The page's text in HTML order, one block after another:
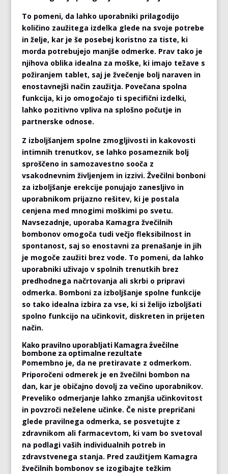
To pomeni, da lahko uporabniki prilagodijo
količino zaužitega izdelka glede na svoje potrebe
in želje, kar je še posebej koristno za tiste, ki
morda potrebujejo manjše odmerke. Prav tako je
njihova oblika idealna za moške, ki imajo težave s
požiranjem tablet, saj je žvečenje bolj naraven in
enostavnejši način zaužitja. Povečana spolna
funkcija, ki jo omogočajo ti specifični izdelki,
lahko pozitivno vpliva na splošno počutje in
partnerske odnose.
Z izboljšanjem spolne zmogljivosti in kakovosti
intimnih trenutkov, se lahko posameznik bolj
sproščeno in samozavestno sooča z
vsakodnevnim življenjem in izzivi. Žvečilni bonboni
za izboljšanje erekcije ponujajo zanesljivo in
uporabnikom prijazno rešitev, ki je postala
cenjena med mnogimi moškimi po svetu.
Navsezadnje, uporaba Kamagra žvečilnih
bombonov omogoča tudi večjo fleksibilnost in
spontanost, saj so enostavni za prenašanje in jih
je mogoče zaužiti brez vode. To pomeni, da lahko
uporabniki uživajo v spolnih trenutkih brez
predhodnega načrtovanja ali skrbi o pripravi
odmerka. Bomboni za izboljšanje spolne funkcije
so tako idealna izbira za vse, ki si želijo izboljšati
spolno funkcijo na učinkovit, diskreten in prijeten
način.
Kako pravilno uporabljati Kamagra žvečilne
bombone za optimalne rezultate
Pomembno je, da ne pretiravate z odmerkom.
Priporočeni odmerek je en žvečilni bombon na
dan, kar je običajno dovolj za večino uporabnikov.
Preveliko odmerjanje lahko zmanjša učinkovitost
in povzroči neželene učinke. Če niste prepričani
glede pravilnega odmerka, se posvetujte z
zdravnikom ali farmacevtom, ki vam bo svetoval
na podlagi vaših individualnih potreb in
zdravstvenega stanja. Pred zaužitjem Kamagra
žvečilnih bombonov se izogibajte težkim